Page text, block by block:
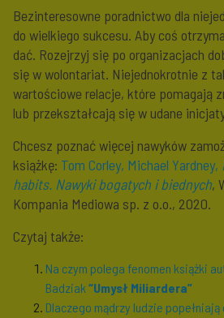
Bezinteresowne poradnictwo dla
do wielkiego sukcesu. Aby coś
dać. Rozejrzyj się po organizacjach
się w wolontariat. Niejednokrotnie z
wartościowe relacje, które pomagają
lub przekształcają się w udane
Chcesz poznać więcej nawyków
książkę: Tom Corley, Michael Yardney,
habits. Nawyki bogatych i biednych,
Kompania Mediowa sp. z o.o., 2020.
Czytaj także:
Na czym polega fenomen książki
Badziak “Umysł Miliardera”
Dlaczego mądrzy ludzie